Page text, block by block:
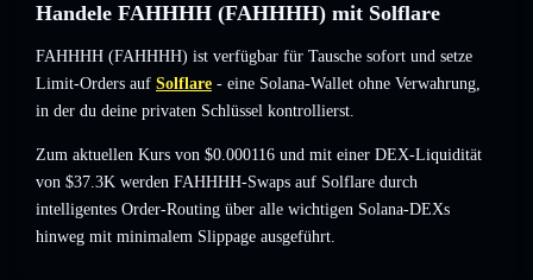
Handele FAHHHH (FAHHHH) mit Solflare
FAHHHH (FAHHHH) ist verfügbar für Tausche sofort und setze
Limit-Orders auf Solflare - eine Solana-Wallet ohne Verwahrung,
in der du deine privaten Schlüssel kontrollierst.
Zum aktuellen Kurs von $0.000116 und mit einer DEX-Liquidität
von $37.3K werden FAHHHH-Swaps auf Solflare durch
intelligentes Order-Routing über alle wichtigen Solana-DEXs
hinweg mit minimalem Slippage ausgeführt.